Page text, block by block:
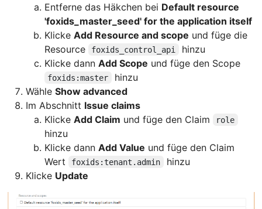
Entferne das Häkchen bei Default resource
'foxids_master_seed' for the application itself
Klicke Add Resource and scope und füge die
Resource
foxids_control_api
hinzu
Klicke dann Add Scope und füge den Scope
foxids:master
hinzu
Wähle Show advanced
Im Abschnitt Issue claims
Klicke Add Claim und füge den Claim role
hinzu
Klicke dann Add Value und füge den Claim
Wert
foxids:tenant.admin
hinzu
Klicke Update